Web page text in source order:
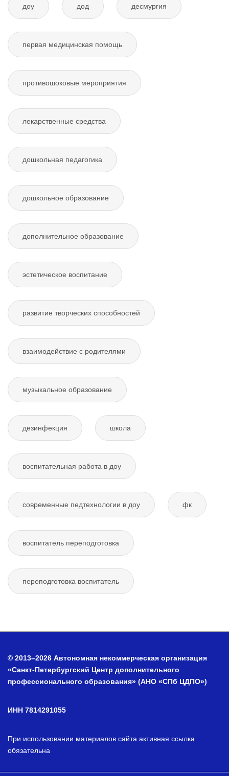
доу дод десмургия
первая медицинская помощь
противошоковые мероприятия
лекарственные средства
дошкольная педагогика
дошкольное образование
дополнительное образование
эстетическое воспитание
развитие творческих способностей
взаимодействие с родителями
музыкальное образование
дезинфекция школа
воспитательная работа в доу
современные педтехнологии в доу фк
воспитатель переподготовка
переподготовка воспитатель
© 2013–2026 Автономная некоммерческая организация
«Санкт-Петербургский Центр дополнительного
профессионального образования» (АНО «СПб ЦДПО»)
ИНН 7814291055
При использовании материалов сайта активная ссылка
обязательна